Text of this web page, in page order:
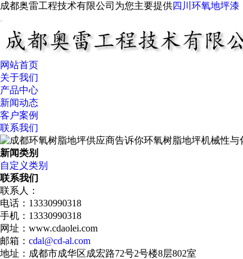
成都奥雷工程技术有限公司为您主要提供四川环氧地坪漆
网站首页
关于我们
产品中心
新闻动态
客户案例
联系我们
新闻类别
自定义类别
联系我们
联系人：
电话：13330990318
手机：13330990318
网址：www.cdaolei.com
邮箱： cdal@cd-al.com
地址：成都市成华区成宏路72号2号楼8层802室